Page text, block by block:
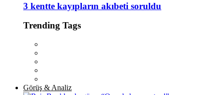
3 kentte kayıpların akıbeti soruldu
Trending Tags
Görüş & Analiz